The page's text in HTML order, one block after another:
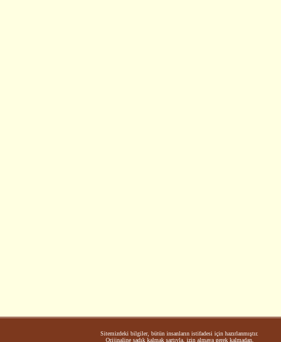
Sitemizdeki bilgiler, bütün insanların istifadesi için hazırlanmıştır.
Orijinaline sadık kalmak şartıyla, izin almaya gerek kalmadan,